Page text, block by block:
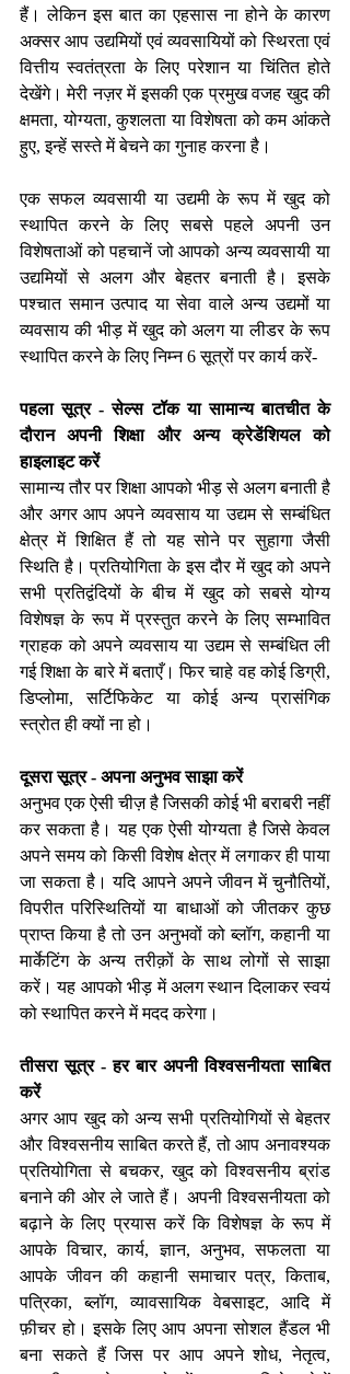
हैं। लेकिन इस बात का एहसास ना होने के कारण
अक्सर आप उद्यमियों एवं व्यवसायियों को स्थिरता एवं
वित्तीय स्वतंत्रता के लिए परेशान या चिंतित होते
देखेंगे। मेरी नज़र में इसकी एक प्रमुख वजह खुद की
क्षमता, योग्यता, कुशलता या विशेषता को कम आंकते
हुए, इन्हें सस्ते में बेचने का गुनाह करना है।
एक सफल व्यवसायी या उद्यमी के रूप में खुद को
स्थापित करने के लिए सबसे पहले अपनी उन
विशेषताओं को पहचानें जो आपको अन्य व्यवसायी या
उद्यमियों से अलग और बेहतर बनाती है। इसके
पश्चात समान उत्पाद या सेवा वाले अन्य उद्यमों या
व्यवसाय की भीड़ में खुद को अलग या लीडर के रूप
स्थापित करने के लिए निम्न 6 सूत्रों पर कार्य करें-
पहला सूत्र - सेल्स टॉक या सामान्य बातचीत के
दौरान अपनी शिक्षा और अन्य क्रेडेंशियल को
हाइलाइट करें
सामान्य तौर पर शिक्षा आपको भीड़ से अलग बनाती है
और अगर आप अपने व्यवसाय या उद्यम से सम्बंधित
क्षेत्र में शिक्षित हैं तो यह सोने पर सुहागा जैसी
स्थिति है। प्रतियोगिता के इस दौर में खुद को अपने
सभी प्रतिद्वंदियों के बीच में खुद को सबसे योग्य
विशेषज्ञ के रूप में प्रस्तुत करने के लिए सम्भावित
ग्राहक को अपने व्यवसाय या उद्यम से सम्बंधित ली
गई शिक्षा के बारे में बताएँ। फिर चाहे वह कोई डिग्री,
डिप्लोमा, सर्टिफिकेट या कोई अन्य प्रासंगिक
स्त्रोत ही क्यों ना हो।
दूसरा सूत्र - अपना अनुभव साझा करें
अनुभव एक ऐसी चीज़ है जिसकी कोई भी बराबरी नहीं
कर सकता है। यह एक ऐसी योग्यता है जिसे केवल
अपने समय को किसी विशेष क्षेत्र में लगाकर ही पाया
जा सकता है। यदि आपने अपने जीवन में चुनौतियों,
विपरीत परिस्थितियों या बाधाओं को जीतकर कुछ
प्राप्त किया है तो उन अनुभवों को ब्लॉग, कहानी या
मार्केटिंग के अन्य तरीक़ों के साथ लोगों से साझा
करें। यह आपको भीड़ में अलग स्थान दिलाकर स्वयं
को स्थापित करने में मदद करेगा।
तीसरा सूत्र - हर बार अपनी विश्वसनीयता साबित
करें
अगर आप खुद को अन्य सभी प्रतियोगियों से बेहतर
और विश्वसनीय साबित करते हैं, तो आप अनावश्यक
प्रतियोगिता से बचकर, खुद को विश्वसनीय ब्रांड
बनाने की ओर ले जाते हैं। अपनी विश्वसनीयता को
बढ़ाने के लिए प्रयास करें कि विशेषज्ञ के रूप में
आपके विचार, कार्य, ज्ञान, अनुभव, सफलता या
आपके जीवन की कहानी समाचार पत्र, किताब,
पत्रिका, ब्लॉग, व्यावसायिक वेबसाइट, आदि में
फ़ीचर हो। इसके लिए आप अपना सोशल हैंडल भी
बना सकते हैं जिस पर आप अपने शोध, नेतृत्व,